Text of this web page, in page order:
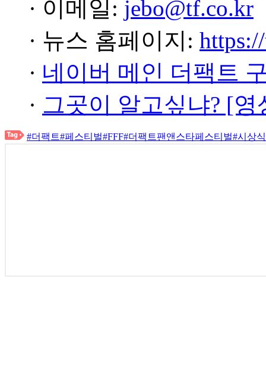
· 이메일: jebo@tf.co.kr
· 뉴스 홈페이지:
· 네이버 메인 더팩트
· 그곳이 알고싶냐? [
#더팩트#페스티벌#FFF#더팩트팬앤스타페스티벌#시상식